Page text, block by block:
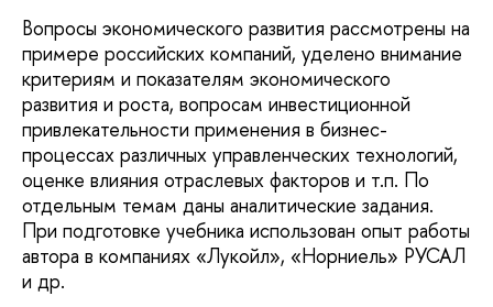
Вопросы экономического развития рассмотрены на
примере российских компаний, уделено внимание
критериям и показателям экономического
развития и роста, вопросам инвестиционной
привлекательности применения в бизнес-
процессах различных управленческих технологий,
оценке влияния отраслевых факторов и т.п. По
отдельным темам даны аналитические задания.
При подготовке учебника использован опыт работы
автора в компаниях «Лукойл», «Норниель» РУСАЛ
и др.